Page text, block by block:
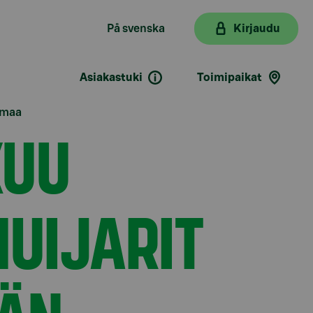
På svenska Kirjaudu
Asiakastuki Toimipaikat